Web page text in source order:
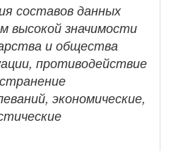
составов данных
высокой значимости
и общества
противодействие
экономические,